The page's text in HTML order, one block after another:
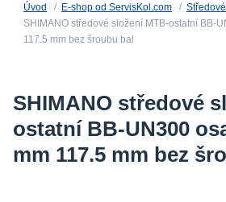
Úvod E-shop od ServisKol.com
SHIMANO středové složení MTB-ostatní BB-
117.5 mm bez šroubu bal
SHIMANO středové
ostatní BB-UN300
mm 117.5 mm bez